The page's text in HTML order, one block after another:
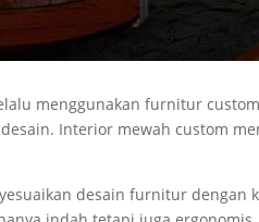
menggunakan furnitur
Interior mewah custom
desain furnitur